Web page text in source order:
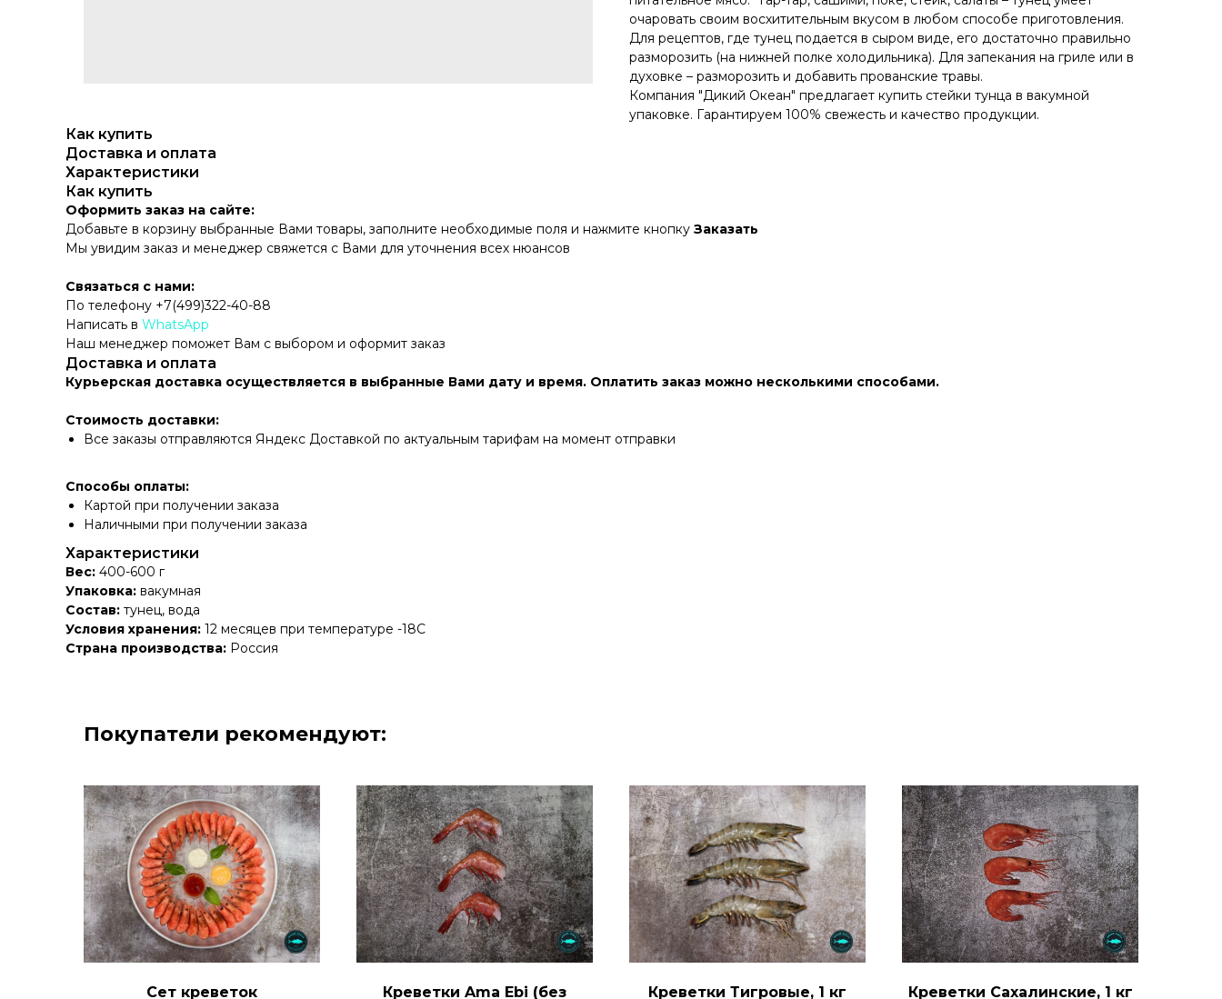
очаровать своим восхитительным вкусом в любом способе приготовления.
Для рецептов, где тунец подается в сыром виде, его достаточно правильно
разморозить (на нижней полке холодильника). Для запекания на гриле или в
духовке – разморозить и добавить прованские травы.
Компания "Дикий Океан" предлагает купить стейки тунца в вакумной
упаковке. Гарантируем 100% свежесть и качество продукции.
Как купить
Доставка и оплата
Характеристики
Как купить
Оформить заказ на сайте:
Добавьте в корзину выбранные Вами товары, заполните необходимые поля и нажмите кнопку Заказать
Мы увидим заказ и менеджер свяжется с Вами для уточнения всех нюансов
Связаться с нами:
По телефону +7(499)322-40-88
Написать в WhatsApp
Наш менеджер поможет Вам с выбором и оформит заказ
Доставка и оплата
Курьерская доставка осуществляется в выбранные Вами дату и время. Оплатить заказ можно несколькими способами.
Стоимость доставки:
Все заказы отправляются Яндекс Доставкой по актуальным тарифам на момент отправки
Способы оплаты:
Картой при получении заказа
Наличными при получении заказа
Характеристики
Вес: 400-600 г
Упаковка: вакумная
Состав: тунец, вода
Условия хранения: 12 месяцев при температуре -18С
Страна производства: Россия
Покупатели рекомендуют:
Сет креветок
Креветки Ama Ebi (без
Креветки Тигровые, 1 кг Креветки Сахалинские, 1 кг